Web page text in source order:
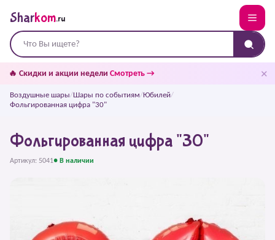
Sharkom.ru
🔥 Скидки и акции недели Смотреть → ✕
Воздушные шары/Шары по событиям/Юбилей/
Фольгированная цифра "30"
Фольгированная цифра "30"
Артикул: 5041● В наличии